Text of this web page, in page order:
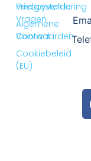
Privacyverklaring
Algemene
Voorwaarden
Cookiebeleid
(EU)
Veelgestelde
Vragen
Contact